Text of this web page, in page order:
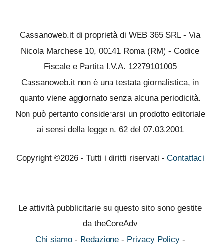
Cassanoweb.it di proprietà di WEB 365 SRL - Via
Nicola Marchese 10, 00141 Roma (RM) - Codice
Fiscale e Partita I.V.A. 12279101005
Cassanoweb.it non è una testata giornalistica, in
quanto viene aggiornato senza alcuna periodicità.
Non può pertanto considerarsi un prodotto editoriale
ai sensi della legge n. 62 del 07.03.2001
Copyright ©2026 - Tutti i diritti riservati - Contattaci
Le attività pubblicitarie su questo sito sono gestite
da theCoreAdv
Chi siamo- Redazione- Privacy Policy-